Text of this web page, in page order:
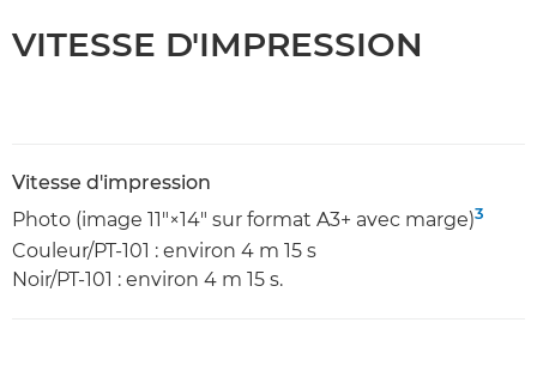
VITESSE D'IMPRESSION
Vitesse d'impression
Photo (image 11"×14" sur format A3+ avec marge)3
Couleur/PT-101 : environ 4 m 15 s
Noir/PT-101 : environ 4 m 15 s.